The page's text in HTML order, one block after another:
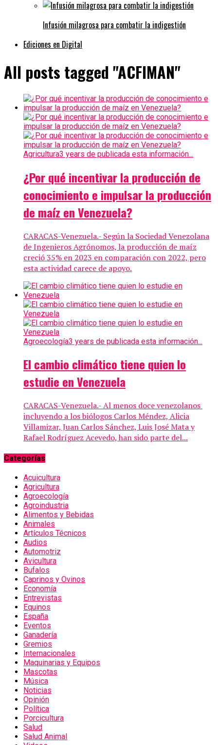
Infusión milagrosa para combatir la indigestión
Ediciones en Digital
All posts tagged "ACFIMAN"
Agricultura3 years de publicada esta información...
¿Por qué incentivar la producción de
conocimiento e impulsar la producción
de maíz en Venezuela?
CARACAS-Venezuela.- Según la Sociedad Venezolana
de Ingenieros Agrónomos, la producción de maíz
creció 35% en 2023 en comparación con 2022, pero
esta actividad carece de apoyo.
Agroecología3 years de publicada esta información...
El cambio climático tiene quien lo
estudie en Venezuela
CARACAS-Venezuela.- Al menos doce venezolanos
incluyendo a los biólogos Carlos Méndez, Alicia
Villamizar, Juan Carlos Sánchez, Luis José Mata y
Rafael Rodríguez Acevedo, han sido parte del...
Categorías
Acuicultura
Agricultura
Agroecología
Agroindustria
Alimentos y Bebidas
Animales
Artículos Técnicos
Audios
Automotriz
Avicultura
Bufalos
Caprinos y Ovinos
Economía
Entrevistas
Equinos
España
Eventos
Ganadería
Gremios
Internacionales
Maquinarias y Equipos
Mascotas
Música
Noticias
Opinión
Política
Porcicultura
Salud
Salud Animal